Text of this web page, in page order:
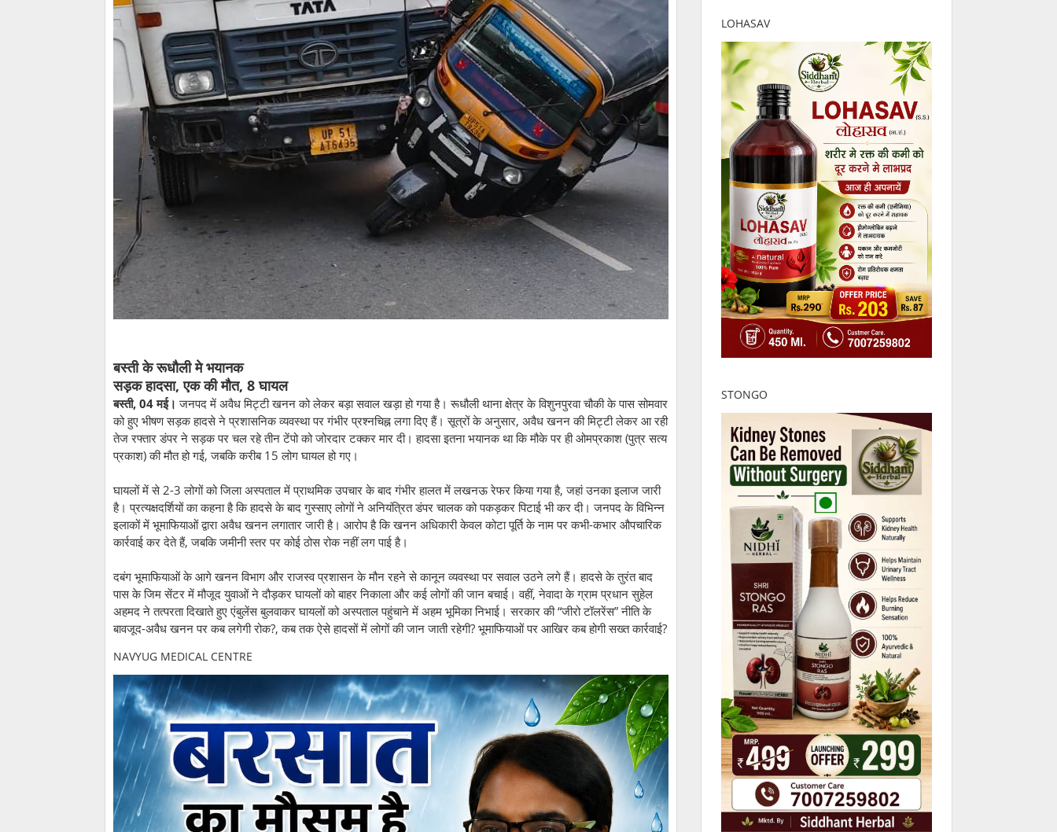
बस्ती के रूधौली मे भयानक
सड़क हादसा, एक की मौत, 8 घायल
बस्ती, 04 मई। जनपद में अवैध मिट्टी खनन को लेकर बड़ा सवाल खड़ा हो गया है। रूधौली थाना क्षेत्र के विशुनपुरवा चौकी के पास सोमवार
को हुए भीषण सड़क हादसे ने प्रशासनिक व्यवस्था पर गंभीर प्रश्नचिह्न लगा दिए हैं। सूत्रों के अनुसार, अवैध खनन की मिट्टी लेकर आ रही
तेज रफ्तार डंपर ने सड़क पर चल रहे तीन टेंपो को जोरदार टक्कर मार दी। हादसा इतना भयानक था कि मौके पर ही ओमप्रकाश (पुत्र सत्य
प्रकाश) की मौत हो गई, जबकि करीब 15 लोग घायल हो गए।
घायलों में से 2-3 लोगों को जिला अस्पताल में प्राथमिक उपचार के बाद गंभीर हालत में लखनऊ रेफर किया गया है, जहां उनका इलाज जारी
है। प्रत्यक्षदर्शियों का कहना है कि हादसे के बाद गुस्साए लोगों ने अनियंत्रित डंपर चालक को पकड़कर पिटाई भी कर दी। जनपद के विभिन्न
इलाकों में भूमाफियाओं द्वारा अवैध खनन लगातार जारी है। आरोप है कि खनन अधिकारी केवल कोटा पूर्ति के नाम पर कभी-कभार औपचारिक
कार्रवाई कर देते हैं, जबकि जमीनी स्तर पर कोई ठोस रोक नहीं लग पाई है।
दबंग भूमाफियाओं के आगे खनन विभाग और राजस्व प्रशासन के मौन रहने से कानून व्यवस्था पर सवाल उठने लगे हैं। हादसे के तुरंत बाद
पास के जिम सेंटर में मौजूद युवाओं ने दौड़कर घायलों को बाहर निकाला और कई लोगों की जान बचाई। वहीं, नेवादा के ग्राम प्रधान सुहेल
अहमद ने तत्परता दिखाते हुए एंबुलेंस बुलवाकर घायलों को अस्पताल पहुंचाने में अहम भूमिका निभाई। सरकार की “जीरो टॉलरेंस” नीति के
बावजूद-अवैध खनन पर कब लगेगी रोक?, कब तक ऐसे हादसों में लोगों की जान जाती रहेगी? भूमाफियाओं पर आखिर कब होगी सख्त कार्रवाई?
NAVYUG MEDICAL CENTRE
LOHASAV
STONGO